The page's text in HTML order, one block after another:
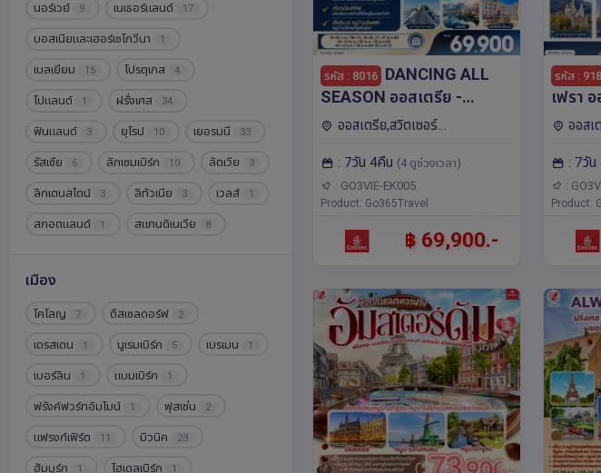
นอร์เวย์ 9 เนเธอร์แลนด์ 17
บอสเนียและเฮอร์เซโกวีนา 1
เบลเยียม 15 โปรตุเกส 4
โปแลนด์ 1 ฝรั่งเศส 34
ฟินแลนด์ 3 ยุโรป 10 เยอรมนี 33
รัสเซีย 6 ลักเซมเบิร์ก 10 ลัตเวีย 3
ลิกเตนสไตน์ 3 ลิทัวเนีย 3 เวลส์ 1
สกอตแลนด์ 1 สแกนดิเนเวีย 8
สวิตเซอร์แลนด์
สาธารณรัฐเชก 15 ออสเตรีย
อังกฤษ อิตาลี 57 เอสโตเนีย
ไอซ์แลนด์ ฮังการี
เมือง
โคโลญ 7 ดึสเซลดอร์ฟ 2
เดรสเดน 1 นูเรมเบิร์ก 5 เบรเมน 1
เบอร์ลิน 1 แบมเบิร์ก 1
ฟรังค์ฟวร์ทอัมไมน์ 1 ฟุสเซ่น 2
แฟรงก์เฟิร์ต 11 มิวนิค 23
ฮัมบูร์ก 1 ไฮเดลเบิร์ก 1
รหัส : 8016 DANCING ALL
SEASON ออสเตรีย -
เยอรมนี - สวิตเซอร์แลนด์ 7
EMIRATES (EK)
ออสเตรีย,สวิตเซอร์
ลาเคน,ซูริค,ลูเซิร์น,เวียนนา,สวิตเซอร์
แลนด์,เยอรมนี,ออสเตรีย-เยอรมนี-ส
วิตเซอร์แลนด์,ออสเตรีย,ซูก
: 7วัน 4คืน (4 ดูช่วงเวลา)
: GO3VIE-EK005
Product: Go365Travel
฿ 69,900.-
รหัส :
เฟรา
วิตเซอ
ออสเ
ลาเคน,ซู
เซิร์น,เวี
: 7วัน
:
Product: